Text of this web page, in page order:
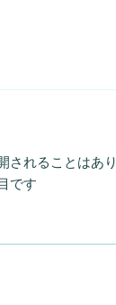
されることはあり
です